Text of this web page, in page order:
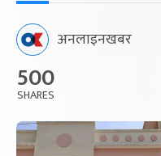
अनलाइनखबर
500
SHARES